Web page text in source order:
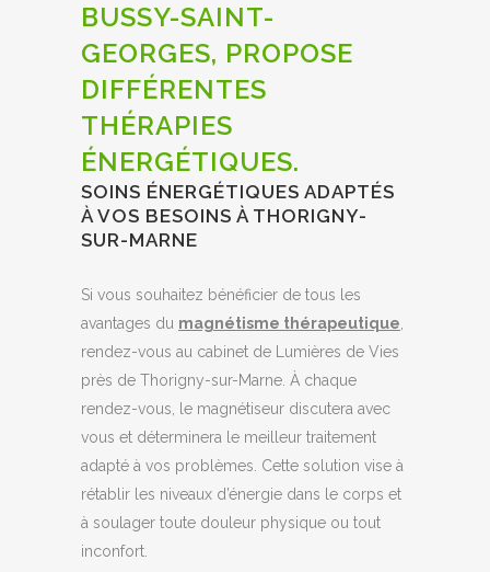
BUSSY-SAINT-
GEORGES, PROPOSE
DIFFÉRENTES
THÉRAPIES
ÉNERGÉTIQUES.
SOINS ÉNERGÉTIQUES ADAPTÉS
À VOS BESOINS À THORIGNY-
SUR-MARNE
Si vous souhaitez bénéficier de tous les
avantages du magnétisme thérapeutique
rendez-vous au cabinet de Lumières de Vies
près de Thorigny-sur-Marne. À chaque
rendez-vous, le magnétiseur discutera avec
vous et déterminera le meilleur traitement
adapté à vos problèmes. Cette solution vise à
rétablir les niveaux d’énergie dans le corps et
à soulager toute douleur physique ou tout
inconfort.